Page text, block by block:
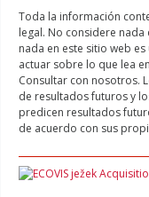
Toda la información
legal. No considere
nada en este sitio web
actuar sobre lo que lea
Consultar con nosotros.
de resultados futuros y
predicen resultados
de acuerdo con sus